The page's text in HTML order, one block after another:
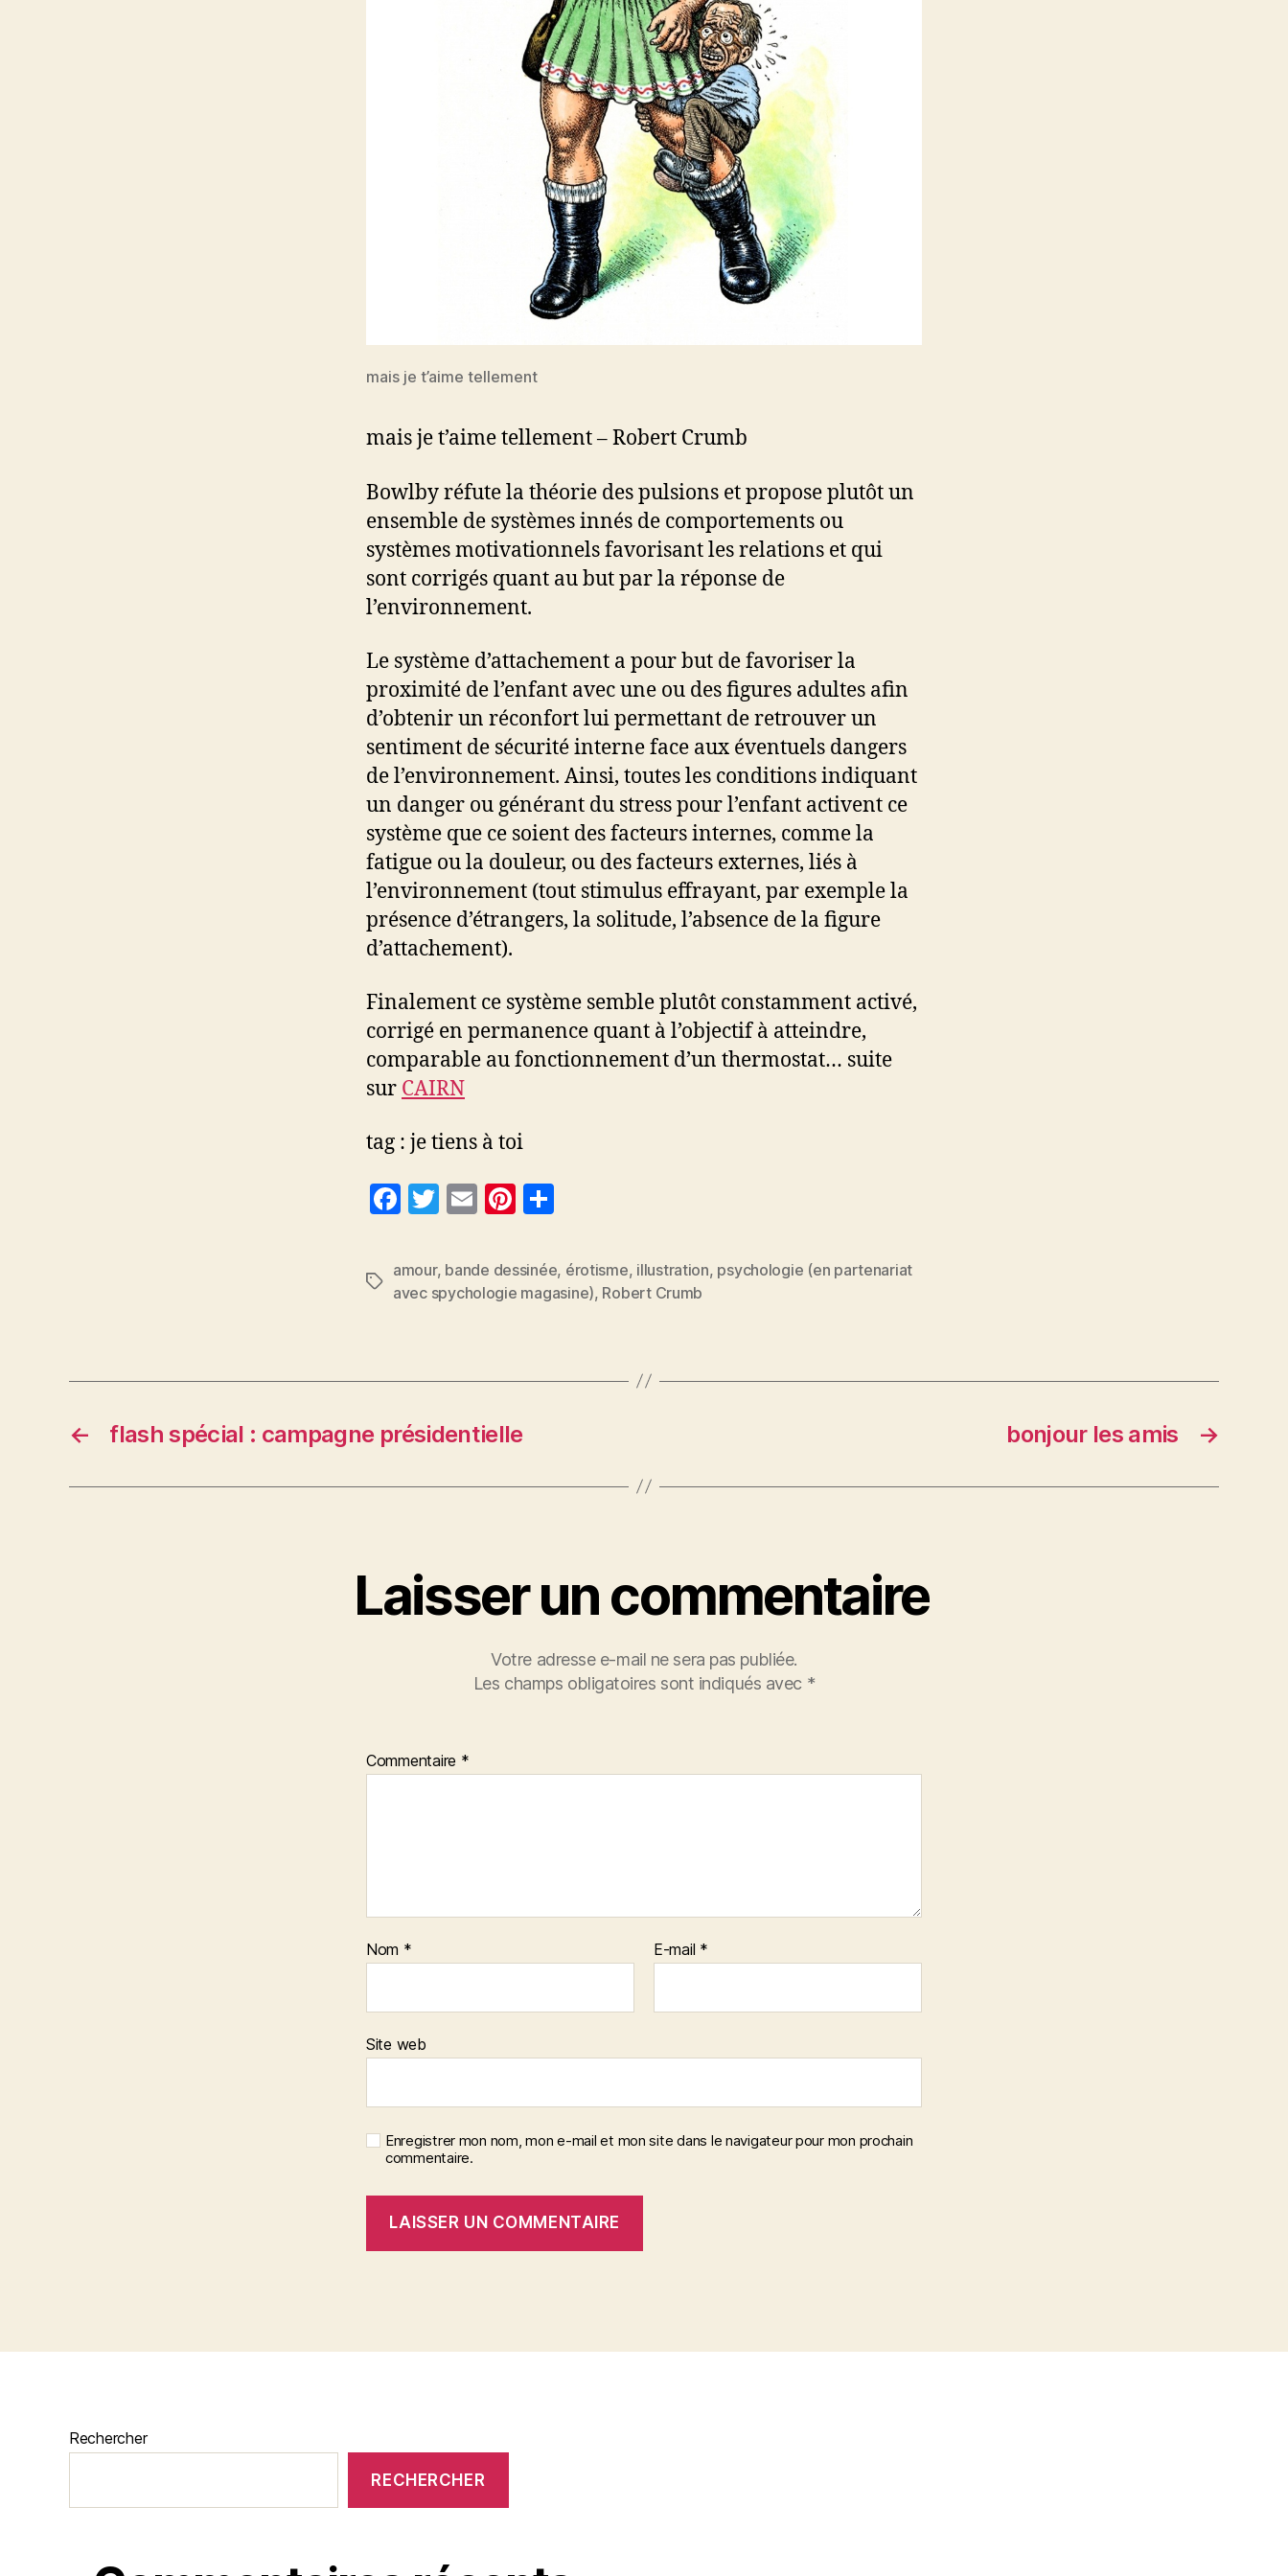
mais je t’aime tellement
mais je t’aime tellement – Robert Crumb
Bowlby réfute la théorie des pulsions et propose plutôt un
ensemble de systèmes innés de comportements ou
systèmes motivationnels favorisant les relations et qui
sont corrigés quant au but par la réponse de
l’environnement.
Le système d’attachement a pour but de favoriser la
proximité de l’enfant avec une ou des figures adultes afin
d’obtenir un réconfort lui permettant de retrouver un
sentiment de sécurité interne face aux éventuels dangers
de l’environnement. Ainsi, toutes les conditions indiquant
un danger ou générant du stress pour l’enfant activent ce
système que ce soient des facteurs internes, comme la
fatigue ou la douleur, ou des facteurs externes, liés à
l’environnement (tout stimulus effrayant, par exemple la
présence d’étrangers, la solitude, l’absence de la figure
d’attachement).
Finalement ce système semble plutôt constamment activé,
corrigé en permanence quant à l’objectif à atteindre,
comparable au fonctionnement d’un thermostat… suite
sur CAIRN
tag : je tiens à toi
F
c
e
o
T
itt
er
E
ai
l
Pi
er
es
rt
a
Étiquettes
amour, bande dessinée, érotisme, illustration, psychologie (en partenariat
avec spychologie magasine), Robert Crumb
← flash spécial : campagne présidentielle →
bonjour les amis
Laisser un commentaire
Votre adresse e-mail ne sera pas publiée.
Les champs obligatoires sont indiqués avec *
Commentaire *
Nom * E-mail *
Site web
Enregistrer mon nom, mon e-mail et mon site dans le navigateur pour mon prochain
commentaire.
Rechercher
RECHERCHER